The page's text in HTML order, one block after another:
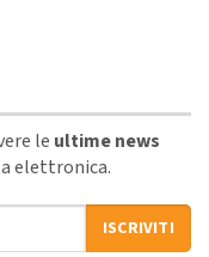
le ultime news
elettronica.
ISCRIVITI